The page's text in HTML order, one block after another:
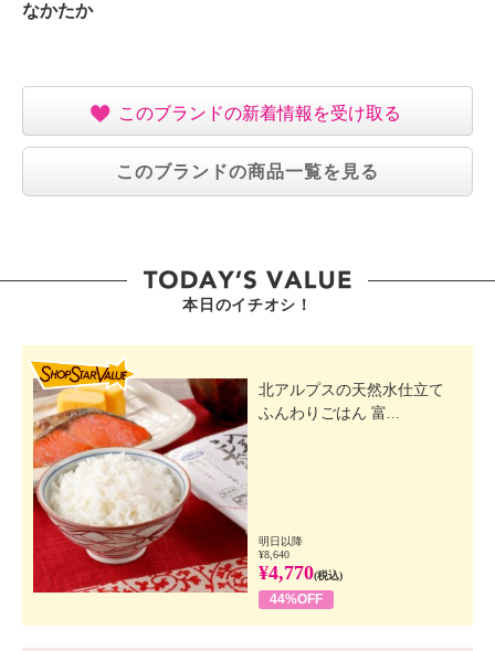
なかたか
このブランドの新着情報を受け取る
このブランドの商品一覧を見る
本日のイチオシ！
北アルプスの天然水仕立て
ふんわりごはん 富...
明日以降
¥8,640
¥4,770(税込)
44%OFF